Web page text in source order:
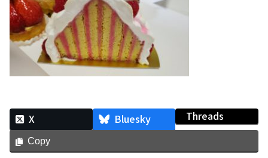
X Bluesky Threads
Copy